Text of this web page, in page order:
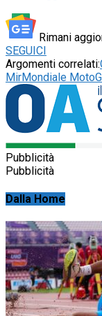
Rimani
SEGUICI
Argomenti correlati:
MirMondiale
Pubblicità
Pubblicità
Dalla Home